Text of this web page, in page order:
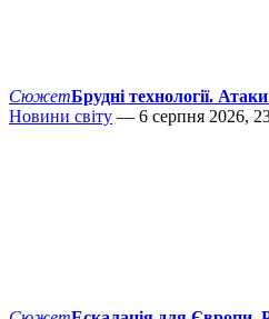
СюжетБрудні технології.
Новини світу — 6 серпня 2026,